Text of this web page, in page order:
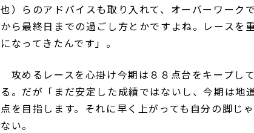
也）らのアドバイスも取り入れて、オーバーワーク
から最終日までの過ごし方とかですよね。レースを
になってきたんです」。
攻めるレースを心掛け今期は８８点台をキープし
る。だが「まだ安定した成績ではないし、今期は地
点を目指します。それに早く上がっても自分の脚じ
ない。